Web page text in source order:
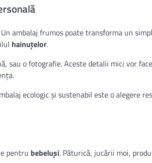
ambalaj frumos poate transforma un
hainuțelor.
sau o fotografie. Aceste detalii mici vor face
ecologic și sustenabil este o alegere
pentru bebeluși. Păturică, jucării moi,